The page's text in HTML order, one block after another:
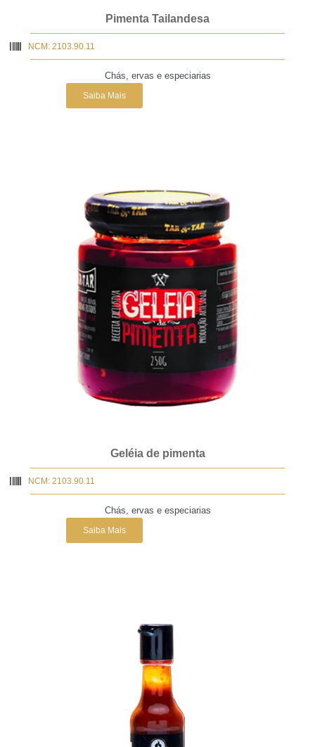
Pimenta Tailandesa
NCM: 2103.90.11
Chás, ervas e especiarias
Saiba Mais
Geléia de pimenta
NCM: 2103.90.11
Chás, ervas e especiarias
Saiba Mais